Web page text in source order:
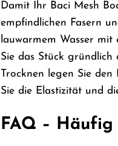
Damit Ihr Baci Mesh
empfindlichen Fasern
lauwarmem Wasser mit
Sie das Stück gründlich
Trocknen legen Sie
Sie die Elastizität und
FAQ –